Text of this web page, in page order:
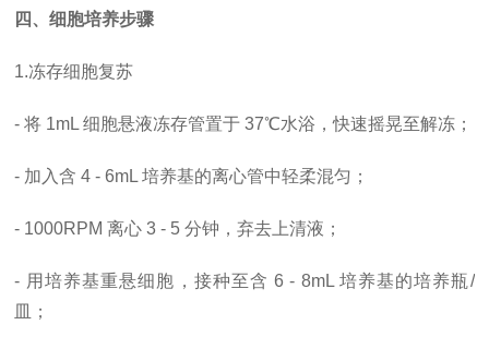
四、细胞培养步骤
1.冻存细胞复苏
- 将 1mL 细胞悬液冻存管置于 37℃水浴，快速摇晃至解冻；
- 加入含 4 - 6mL 培养基的离心管中轻柔混匀；
- 1000RPM 离心 3 - 5 分钟，弃去上清液；
- 用培养基重悬细胞，接种至含 6 - 8mL 培养基的培养瓶/
皿；